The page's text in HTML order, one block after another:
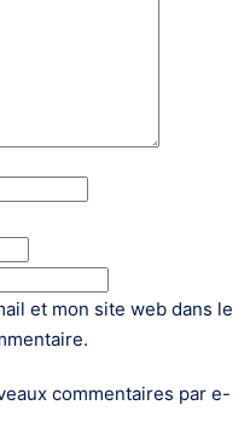
et mon site web dans le
commentaires par e-